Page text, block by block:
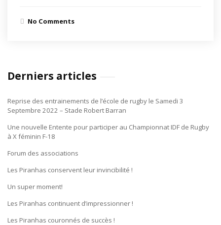
No Comments
Derniers articles
Reprise des entrainements de l’école de rugby le Samedi 3
Septembre 2022 – Stade Robert Barran
Une nouvelle Entente pour participer au Championnat IDF de Rugby
à X féminin F-18
Forum des associations
Les Piranhas conservent leur invincibilité !
Un super moment!
Les Piranhas continuent d’impressionner !
Les Piranhas couronnés de succès !